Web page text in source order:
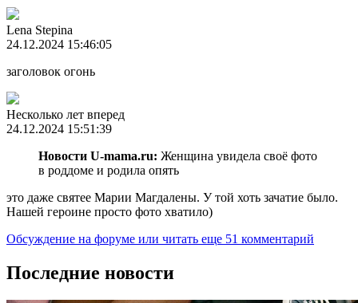
Lena Stepina
24.12.2024 15:46:05
заголовок огонь
Несколько лет вперед
24.12.2024 15:51:39
Новости U-mama.ru: Женщина увидела своё фото
в роддоме и родила опять
это даже святее Марии Магдалены. У той хоть зачатие было.
Нашей героине просто фото хватило)
Обсуждение на форуме или читать еще 51 комментарий
Последние новости